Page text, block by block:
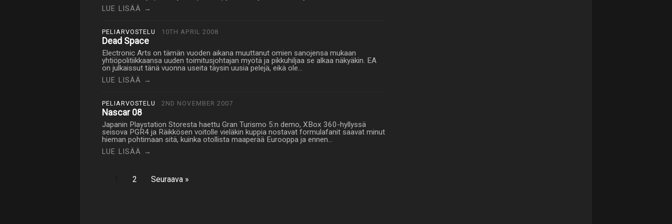
LUE LISÄÄ →
PELIARVOSTELU 10TH APRIL 2008
Dead Space
Electronic Arts on tämän vuoden aikana muuttanut omien sanojensa mukaan
yhtiöpolitiikkaansa uuden toimitusjohtajan myötä ja pikkuhiljaa se alkaa näkyäkin. EA
on julkaissut tänä vuonna useita täysin uusia pelejä, eikä ole…
LUE LISÄÄ →
PELIARVOSTELU 2ND NOVEMBER 2007
Nascar 08
Japanin Playstation Storesta haettu Gran Turismo 5:n demo, XBox 360-hyllyssä
seisova PGR4 ja Räikkösen voitolle vieläkin kuppia nostavat formulafanit saavat minut
hieman pohtimaan sitä, kuinka otollista maaperää Eurooppa ja ennen…
LUE LISÄÄ →
2 Seuraava »